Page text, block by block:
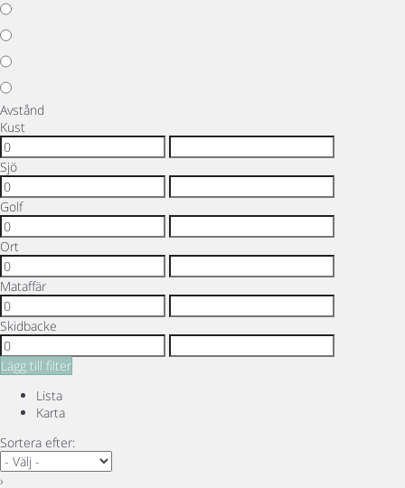
Avstånd
Kust
Sjö
Golf
Ort
Mataffär
Skidbacke
Lägg till filter
Lista
Karta
Sortera efter:
›